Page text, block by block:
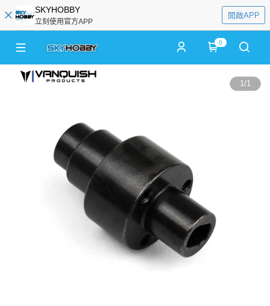
SKYHOBBY
立刻使用官方APP
開啟APP
0
1/1